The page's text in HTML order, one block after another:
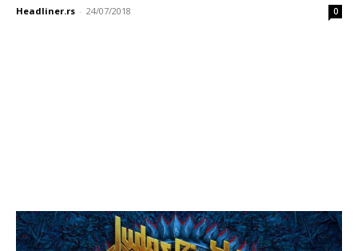
Headliner.rs - 24/07/2018 0